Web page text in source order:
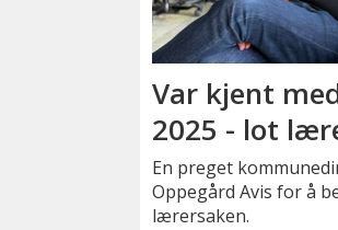
Var kjent
2025 - lot
En preget
Oppegård Avis for å
lærersaken.